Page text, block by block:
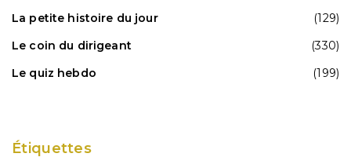
La petite histoire du jour
(129)
Le coin du dirigeant
(330)
Le quiz hebdo
(199)
Étiquettes